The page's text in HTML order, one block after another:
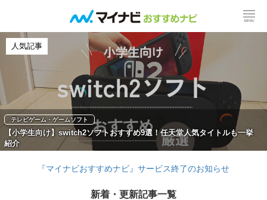
テレビゲーム・ゲームソフト
【小学生向け】switch2ソフトおすすめ9選！任天堂人気タイトルも一挙
紹介
人気記事
『マイナビおすすめナビ』サービス終了のお知らせ
新着・更新記事一覧